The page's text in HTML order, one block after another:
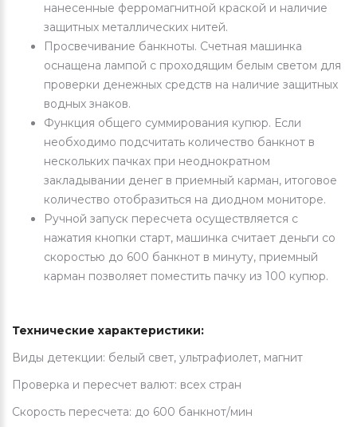
нанесенные ферромагнитной краской и наличие
защитных металлических нитей.
Просвечивание банкноты. Счетная машинка
оснащена лампой с проходящим белым светом для
проверки денежных средств на наличие защитных
водных знаков.
Функция общего суммирования купюр. Если
необходимо подсчитать количество банкнот в
нескольких пачках при неоднократном
закладывании денег в приемный карман, итоговое
количество отобразиться на диодном мониторе.
Ручной запуск пересчета осуществляется с
нажатия кнопки старт, машинка считает деньги со
скоростью до 600 банкнот в минуту, приемный
карман позволяет поместить пачку из 100 купюр.
Технические характеристики:
Виды детекции: белый свет, ультрафиолет, магнит
Проверка и пересчет валют: всех стран
Скорость пересчета: до 600 банкнот/мин